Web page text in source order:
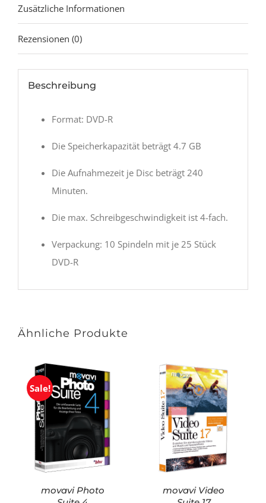
mit
je
25
=
Stk.
Zusätzliche Informationen
Rezensionen (0)
Beschreibung
Format: DVD-R
Die Speicherkapazität beträgt 4.7 GB
Die Aufnahmezeit je Disc beträgt 240
Minuten.
Die max. Schreibgeschwindigkeit ist 4-fach.
Verpackung: 10 Spindeln mit je 25 Stück
DVD-R
Ähnliche Produkte
Sale!
movavi Photo
movavi Video